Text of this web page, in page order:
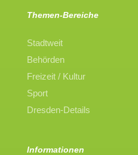
Themen-Bereiche
Stadtweit
Behörden
Freizeit / Kultur
Sport
Dresden-Details
Informationen